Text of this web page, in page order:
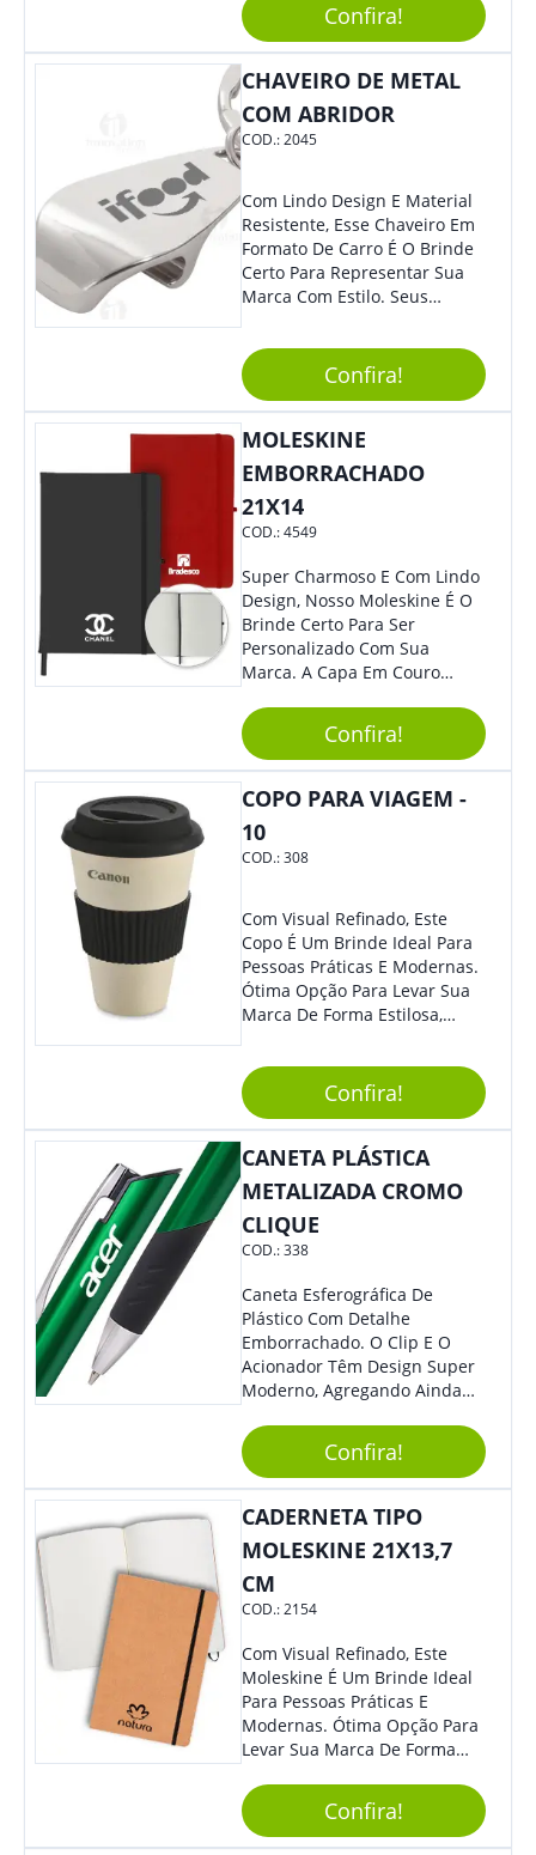
Confira!
CHAVEIRO DE METAL
COM ABRIDOR
COD.:2045
Com Lindo Design E Material
Resistente, Esse Chaveiro Em
Formato De Carro É O Brinde
Certo Para Representar Sua
Marca Com Estilo. Seus
Adorar.
Confira!
MOLESKINE
EMBORRACHADO
21X14
COD.:4549
Super Charmoso E Com Lindo
Design, Nosso Moleskine É O
Brinde Certo Para Ser
Personalizado Com Sua
Marca. A Capa Em Couro
Elástico Permite Ter Maior
Segurança Ao Carregá-Lo.
Ofereça A Seus Clientes E
Colaboradores, Sem Dúvidas
Confira!
COPO PARA VIAGEM -
10
COD.:308
Com Visual Refinado, Este
Copo É Um Brinde Ideal Para
Pessoas Práticas E Modernas.
Ótima Opção Para Levar Sua
Marca De Forma Estilosa,
Empresa Em Eventos,
Reuniões Corporativas Ou Até
Mesmo Para Presentear
Colaboradores.
Confira!
CANETA PLÁSTICA
METALIZADA CROMO
CLIQUE
COD.:338
Caneta Esferográfica De
Plástico Com Detalhe
Emborrachado. O Clip E O
Acionador Têm Design Super
Moderno, Agregando Ainda
Marca.
Confira!
CADERNETA TIPO
MOLESKINE 21X13,7
CM
COD.:2154
Com Visual Refinado, Este
Moleskine É Um Brinde Ideal
Para Pessoas Práticas E
Modernas. Ótima Opção Para
Levar Sua Marca De Forma
Sua Empresa Em Eventos,
Reuniões Corporativas Ou Até
Mesmo Para Presentear
Confira!